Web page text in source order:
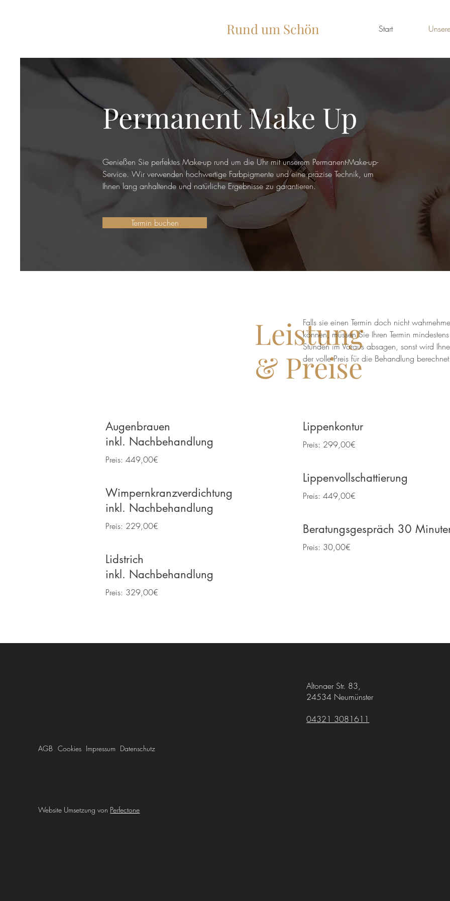
Rund um Schön Start
Permanent Make Up
Genießen Sie perfektes Make-up rund um die Uhr mit unserem Permanent-Make-up-
Service. Wir verwenden hochwertige Farbpigmente und eine präzise Technik, um
Ihnen lang anhaltende und natürliche Ergebnisse zu garantieren.
Termin buchen
Leistung
& Preise
Falls sie einen Termin doch nicht
können, müssen Sie Ihren Termin
Stunden im Voraus absagen, sonst wird
der volle Preis für die Behandlung
Lippenkontur
Preis: 299,00€
Lippenvollschattierung
Preis: 449,00€
Beratungsgespräch 30
Preis: 30,00€
Augenbrauen
inkl. Nachbehandlung
Preis: 449,00€
Wimpernkranzverdichtung
inkl. Nachbehandlung
Preis: 229,00€
Lidstrich
inkl. Nachbehandlung
Preis: 329,00€
AGB Cookies Impressum Datenschutz
Website Umsetzung von Perfectone
Altonaer Str. 83,
24534 Neumünster
04321 3081611